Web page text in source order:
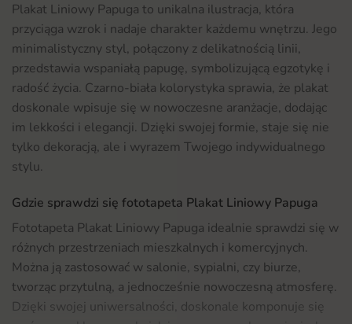
Plakat Liniowy Papuga to unikalna ilustracja, która
przyciąga wzrok i nadaje charakter każdemu wnętrzu. Jego
minimalistyczny styl, połączony z delikatnością linii,
przedstawia wspaniałą papugę, symbolizującą egzotykę i
radość życia. Czarno-biała kolorystyka sprawia, że plakat
doskonale wpisuje się w nowoczesne aranżacje, dodając
im lekkości i elegancji. Dzięki swojej formie, staje się nie
tylko dekoracją, ale i wyrazem Twojego indywidualnego
stylu.
Gdzie sprawdzi się fototapeta Plakat Liniowy Papuga
Fototapeta Plakat Liniowy Papuga idealnie sprawdzi się w
różnych przestrzeniach mieszkalnych i komercyjnych.
Można ją zastosować w salonie, sypialni, czy biurze,
tworząc przytulną, a jednocześnie nowoczesną atmosferę.
Dzięki swojej uniwersalności, doskonale komponuje się